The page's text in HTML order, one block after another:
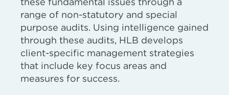
range of non-statutory and special
purpose audits. Using intelligence gained
through these audits, HLB develops
client-specific management strategies
that include key focus areas and
measures for success.